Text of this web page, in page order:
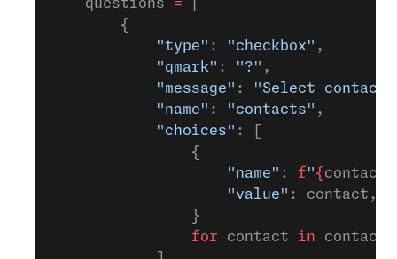
    questions
=
        {
            "type"
: "checkbox" ,
            "qmark"
: "?" ,
            "message"
:
"Select contacts
            "name"
: "contacts" ,
            "choices"
: [
                {
                    "name"
: f"{ contact[
                    "value"
: contact,
                }
                for
contact in